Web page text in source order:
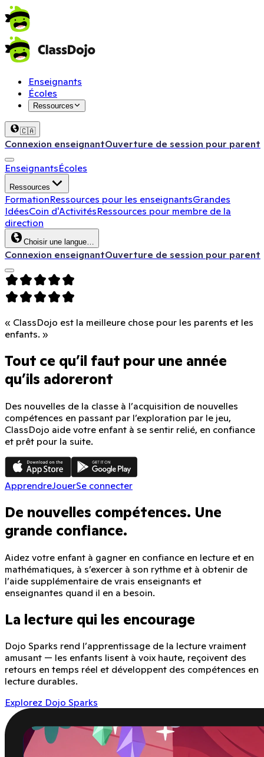
Enseignants
Écoles
Ressources
🇨🇦
Connexion enseignantOuverture de session pour parent
EnseignantsÉcoles
Ressources
FormationRessources pour les enseignantsGrandes
IdéesCoin d'ActivitésRessources pour membre de la
direction
Choisir une langue…
Connexion enseignantOuverture de session pour parent
« ClassDojo est la meilleure chose pour les parents et les
enfants. »
Tout ce qu’il faut pour une année
qu’ils adoreront
Des nouvelles de la classe à l’acquisition de nouvelles
compétences en passant par l’exploration par le jeu,
ClassDojo aide votre enfant à se sentir relié, en confiance
et prêt pour la suite.
ApprendreJouerSe connecter
De nouvelles compétences. Une
grande confiance.
Aidez votre enfant à gagner en confiance en lecture et en
mathématiques, à s’exercer à son rythme et à obtenir de
l’aide supplémentaire de vrais enseignants et
enseignantes quand il en a besoin.
La lecture qui les encourage
Dojo Sparks rend l’apprentissage de la lecture vraiment
amusant — les enfants lisent à voix haute, reçoivent des
retours en temps réel et développent des compétences en
lecture durables.
Explorez Dojo Sparks